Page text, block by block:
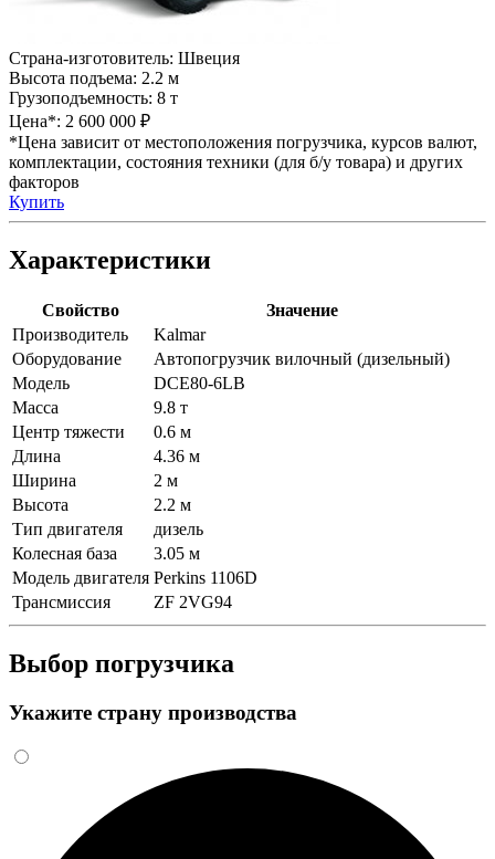
Страна-изготовитель: Швеция
Высота подъема: 2.2 м
Грузоподъемность: 8 т
Цена*: 2 600 000 ₽
*Цена зависит от местоположения погрузчика, курсов валют,
комплектации, состояния техники (для б/у товара) и других
факторов
Купить
Характеристики
Свойство
Значение
Производитель
Kalmar
Оборудование
Автопогрузчик вилочный (дизельный)
Модель
DCE80-6LB
Масса
9.8 т
Центр тяжести
0.6 м
Длина
4.36 м
Ширина
2 м
Высота
2.2 м
Тип двигателя
дизель
Колесная база
3.05 м
Модель двигателя Perkins 1106D
Трансмиссия
ZF 2VG94
Выбор погрузчика
Укажите страну производства